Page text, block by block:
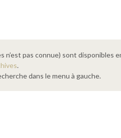
pas connue) sont disponibles
.
dans le menu à gauche.